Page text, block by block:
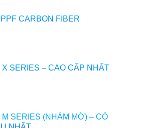
CARBON FIBER
SERIES – CAO CẤP NHẤT
SERIES (NHÁM MỜ) – CÓ